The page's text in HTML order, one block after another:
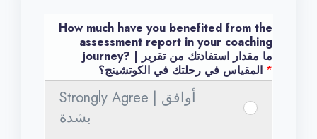
How much have you benefited from the
assessment report in your coaching
journey? | ما مقدار استفادتك من تقرير
*
Strongly Agree | أوافق
بشدة
س